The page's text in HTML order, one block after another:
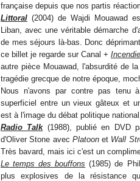
française depuis que nos partis
Littoral (2004) de Wajdi Mouawad
Liban, avec une véritable démarche
de mes séjours là-bas. Donc
ce billet je regarde sur Canal +
autre pièce Mouawad, l'absurdité de
tragédie grecque de notre époque,
Nous n'avons par contre pas tenu
superficiel entre un vieux gâteux et
est à l'image du débat politique
Radio Talk(1988), publié en DVD
d'Oliver Stone avec Platoonet Wall
Très bavard, mais ici c'est un
Le temps des bouffons (1985) de
plus explosives de la résistance